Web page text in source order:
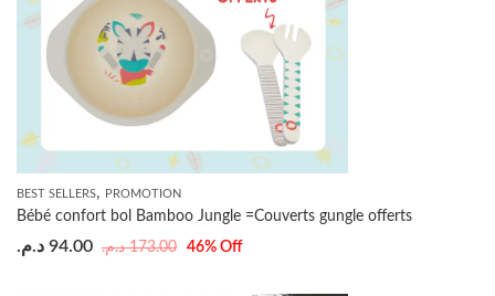
BEST SELLERS, PROMOTION
Bébé confort bol Bamboo Jungle =Couverts gungle offerts
173.00 د.م. 94.00 د.م. 46% Off